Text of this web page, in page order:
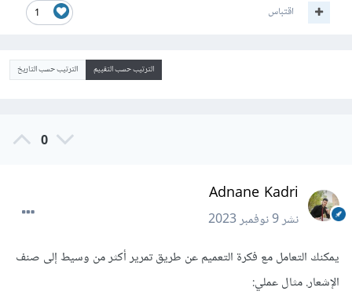
1 اقتباس
الترتيب حسب التقييم الترتيب حسب التاريخ
0
Adnane Kadri
نشر9 نوفمبر 2023
يمكنك التعامل مع فكرة التعميم عن طريق تمرير أكثر من وسيط إلى صنف
الإشعار. مثال عملي: